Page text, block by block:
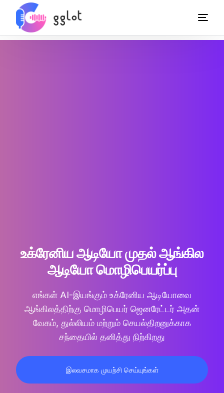
உக்ரேனிய ஆடியோ முதல் ஆங்கில
ஆடியோ மொழிபெயர்ப்பு
எங்கள் AI-இயங்கும் உக்ரேனிய ஆடியோவை
ஆங்கிலத்திற்கு மொழிபெயர் ஜெனரேட்டர் அதன்
வேகம், துல்லியம் மற்றும் செயல்திறனுக்காக
சந்தையில் தனித்து நிற்கிறது
இலவசமாக முயற்சி செய்யுங்கள்